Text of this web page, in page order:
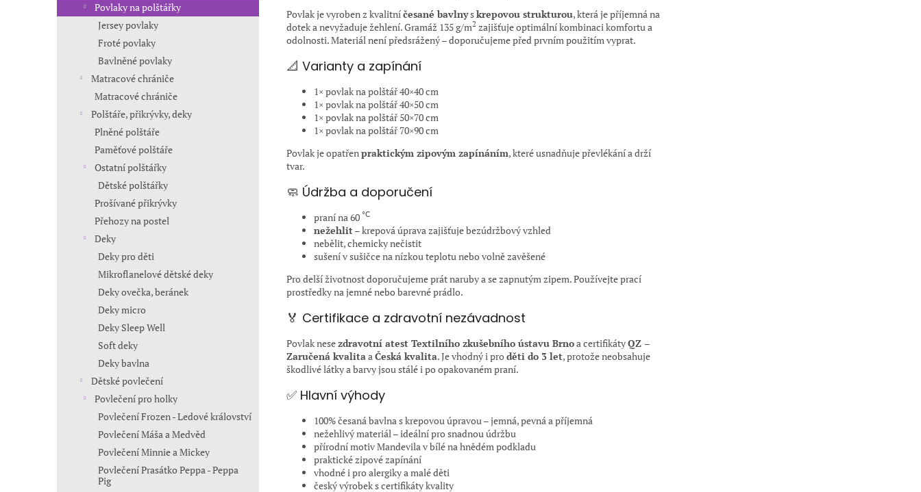
Povlaky na polštářky
Jersey povlaky
Froté povlaky
Bavlněné povlaky
Matracové chrániče
Matracové chrániče
Polštáře, přikrývky, deky
Plněné polštáře
Paměťové polštáře
Ostatní polštářky
Dětské polštářky
Prošívané přikrývky
Přehozy na postel
Deky
Deky pro děti
Mikroflanelové dětské deky
Deky ovečka, beránek
Deky micro
Deky Sleep Well
Soft deky
Deky bavlna
Dětské povlečení
Povlečení pro holky
Povlečení Frozen - Ledové království
Povlečení Máša a Medvěd
Povlečení Minnie a Mickey
Povlečení Prasátko Peppa - Peppa
Pig
Povlak je vyroben z kvalitníčesané bavlnyskrepovou strukturou, která je příjemná na
dotek a nevyžaduje žehlení. Gramáž 135 g/m2 zajišťuje optimální kombinaci komfortu a
odolnosti. Materiál není předsrážený – doporučujeme před prvním použitím vyprat.
📐 Varianty a zapínání
1× povlak na polštář 40×40 cm
1× povlak na polštář 40×50 cm
1× povlak na polštář 50×70 cm
1× povlak na polštář 70×90 cm
Povlak je opatřenpraktickým zipovým zapínáním, které usnadňuje převlékání a drží
tvar.
🧼 Údržba a doporučení
praní na 60 °C
nežehlit – krepová úprava zajišťuje bezúdržbový vzhled
nebělit, chemicky nečistit
sušení v sušičce na nízkou teplotu nebo volně zavěšené
Pro delší životnost doporučujeme prát naruby a se zapnutým zipem. Používejte prací
prostředky na jemné nebo barevné prádlo.
🏅 Certifikace a zdravotní nezávadnost
Povlak nesezdravotní atest Textilního zkušebního ústavu Brnoa certifikátyQZ –
Zaručená kvalitaa Česká kvalita. Je vhodný i proděti do 3 let, protože neobsahuje
škodlivé látky a barvy jsou stálé i po opakovaném praní.
✅ Hlavní výhody
100% česaná bavlna s krepovou úpravou – jemná, pevná a příjemná
nežehlivý materiál – ideální pro snadnou údržbu
přírodní motiv Mandevila v bílé na hnědém podkladu
praktické zipové zapínání
vhodné i pro alergiky a malé děti
český výrobek s certifikáty kvality